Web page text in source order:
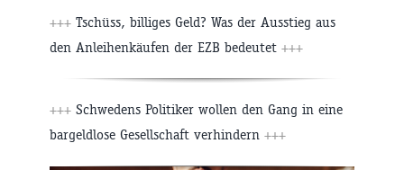
+++ Tschüss, billiges Geld? Was der Ausstieg aus
den Anleihenkäufen der EZB bedeutet +++
+++ Schwedens Politiker wollen den Gang in eine
bargeldlose Gesellschaft verhindern +++